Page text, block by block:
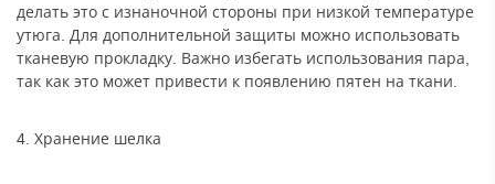
делать это с изнаночной стороны при низкой температуре
утюга. Для дополнительной защиты можно использовать
тканевую прокладку. Важно избегать использования пара,
так как это может привести к появлению пятен на ткани.
4. Хранение шелка